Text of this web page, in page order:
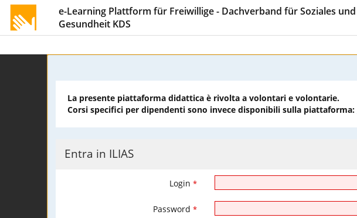
e-Learning Plattform für Freiwillige - Dachverband für Soziales und
Gesundheit KDS
La presente piattaforma didattica è rivolta a volontari e volontarie.
Corsi specifici per dipendenti sono invece disponibili sulla piattaforma:
Entra in ILIAS
Login *
Password *